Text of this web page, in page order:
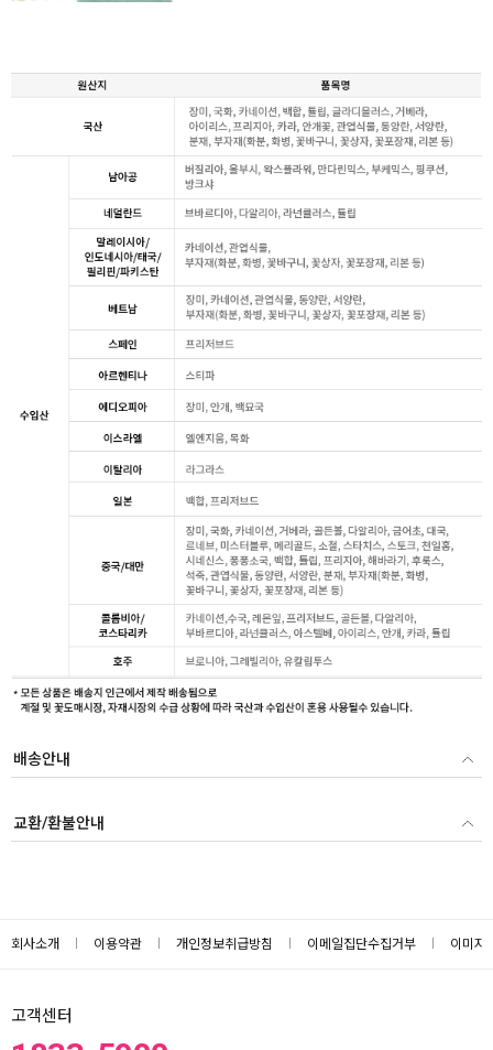
배송안내
교환/환불안내
회사소개 이용약관 개인정보취급방침 이메일집단수집거부 이미지
고객센터